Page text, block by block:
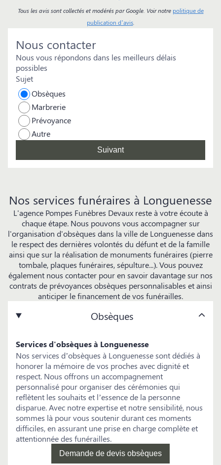
son équipe. La famille desoutter
Tous les avis sont collectés et modérés par Google. Voir notre politique de
publication d’avis.
Nous contacter
Nous vous répondons dans les meilleurs délais
possibles
Sujet
Obsèques
Marbrerie
Prévoyance
Autre
Suivant
Nos services funéraires à Longuenesse
L'agence Pompes Funèbres Devaux reste à votre écoute à
chaque étape. Nous pouvons vous accompagner sur
l'organisation d'obsèques dans la ville de Longuenesse dans
le respect des dernières volontés du défunt et de la famille
ainsi que sur la réalisation de monuments funéraires (pierre
tombale, plaques funéraires, sépulture...). Vous pouvez
également nous contacter pour en savoir davantage sur nos
contrats de prévoyances obsèques personnalisables et ainsi
anticiper le financement de vos funérailles.
Obsèques
Services d'obsèques à Longuenesse
Nos services d’obsèques à Longuenesse sont dédiés à
honorer la mémoire de vos proches avec dignité et
respect. Nous offrons un accompagnement
personnalisé pour organiser des cérémonies qui
reflètent les souhaits et l’essence de la personne
disparue. Avec notre expertise et notre sensibilité, nous
sommes là pour vous soutenir durant ces moments
difficiles, en assurant une prise en charge complète et
attentionnée des funérailles.
Demande de devis obsèques